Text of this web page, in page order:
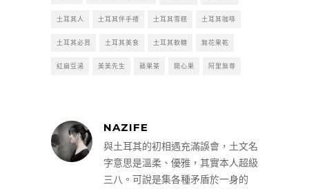
土耳其人 土耳其伴手禮 土耳其雪糕 土耳其咖啡
土耳其必買 土耳其美食 土耳其軟糖 無花果乾
紅扁豆湯 美美先生 蘋果茶 開心果 阿里無尊
NAZIFE
與土耳其的初相遇充滿誤會，土文名
字意思是溫柔、優雅，其實本人超級
三八。可說是集各種矛盾於一身的